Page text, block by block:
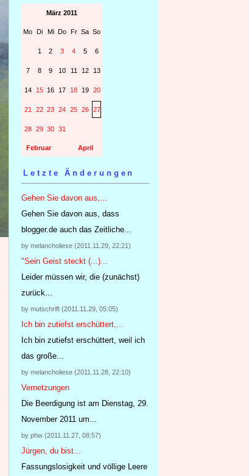
März 2011
Mo Di Mi Do Fr Sa So
1 2 3 4 5 6
7 8 9 10 11 12 13
14 15 16 17 18 19 20
21 22 23 24 25 26 27
28 29 30 31
Februar April
Letzte Änderungen
Gehen Sie davon aus,...
Gehen Sie davon aus, dass
blogger.de auch das Zeitliche...
by melancholiese (2011.11.29, 22:21)
"Sein Geist steckt (...)...
Leider müssen wir, die (zunächst)
zurück...
by mutschrift (2011.11.29, 05:05)
Ich bin zutiefst erschüttert,...
Ich bin zutiefst erschüttert, weil ich
das große...
by melancholiese (2011.11.28, 22:10)
Vernetzungen
Die Beerdigung ist am Dienstag, 29.
November 2011 um...
by phw (2011.11.27, 08:57)
Jürgen, du bist...
Fassungslosigkeit und völlige Leere